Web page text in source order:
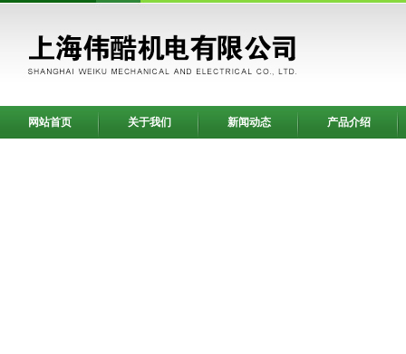
网站首页 关于我们 新闻动态 产品介绍